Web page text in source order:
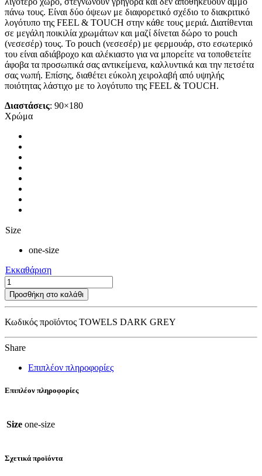
πάνω τους. Είναι δύο όψεων με διαφορετικό σχέδιο το διακριτικό
λογότυπο της FEEL & TOUCH στην κάθε τους μεριά. Διατίθενται
σε μεγάλη ποικιλία χρωμάτων και μαζί δίνεται δώρο το pouch
(νεσεσέρ) τους. Το pouch (νεσεσέρ) με φερμουάρ, στο εσωτερικό
του είναι αδιάβροχο και αλέκιαστο για να μπορείτε να τοποθετείτε
άφοβα τα προσωπικά σας αντικείμενα, καλλυντικά και την πετσέτα
σας νωπή. Επίσης, διαθέτει εύκολη χειρολαβή από υψηλής
ποιότητας λάστιχο με το λογότυπο της FEEL & TOUCH.
Διαστάσεις: 90×180
Χρώμα
Size
one-size
Εκκαθάριση
BEACH
TOWELS
DARK
ποσότητα
Προσθήκη στο καλάθι
Κωδικός προϊόντος TOWELS DARK GREY
Share
Επιπλέον πληροφορίες
Επιπλέον πληροφορίες
Size one-size
Σχετικά προϊόντα